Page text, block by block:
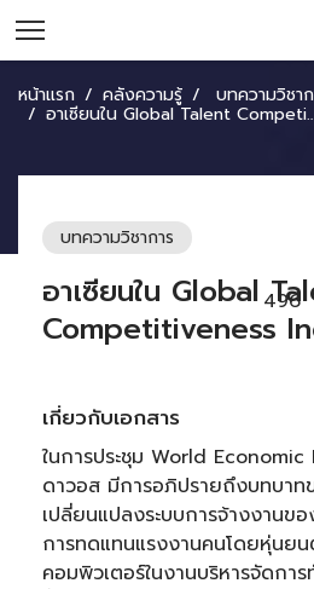
หน้าแรก คลังความรู้ บทความวิชา
อาเซียนใน Global Talent Competitiveness Index
บทความวิชาการ
496
อาเซียนใน Global
Competitiveness
เกี่ยวกับเอกสาร
ในการประชุม World
ดาวอส มีการอภิปรายถึงบทบาท
เปลี่ยนแปลงระบบการจ้างงานข
การทดแทนแรงงานคนโดยหุ่นยน
คอมพิวเตอร์ในงานบริหารจัดกา